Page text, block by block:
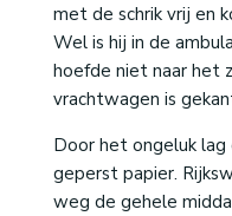
met de schrik vrij en
Wel is hij in de
hoefde niet naar het
vrachtwagen is
Door het ongeluk
geperst papier.
weg de gehele